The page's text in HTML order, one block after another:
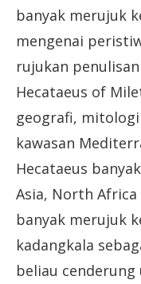
banyak merujuk
mengenai
rujukan
Hecataeus of
geografi,
kawasan
Hecataeus
Asia, North
banyak merujuk
kadangkala
beliau